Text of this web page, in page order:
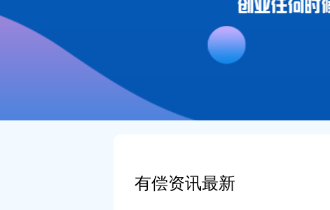
有偿资讯最新